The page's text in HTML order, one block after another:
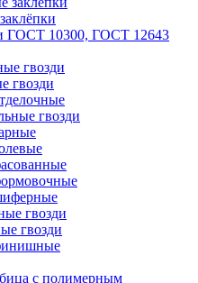
ГОСТ 10300, ГОСТ 12643
гвозди
гвозди
гвозди
гвозди
гвозди
с полимерным